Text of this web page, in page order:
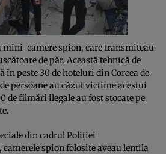
mini-camere spion, care transmiteau
de păr. Această tehnică de
peste 30 de hoteluri din Coreea de
persoane au căzut victime acestui
de filmări ilegale au fost stocate pe
din cadrul Poliţiei
spion folosite aveau lentila